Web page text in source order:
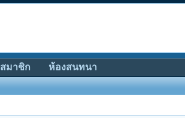
สมาชิก ห้องสนทนา